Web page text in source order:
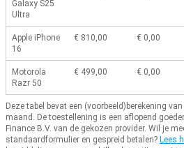
Galaxy S25
Ultra
Apple iPhone
16
€ 810,00 € 0,00
Motorola
Razr 50
€ 499,00 € 0,00
Deze tabel bevat een (voorbeeld)berekening
maand. De toestellening is een aflopend
Finance B.V. van de gekozen provider. Wil je
standaardformulier en gespreid betalen? Lees